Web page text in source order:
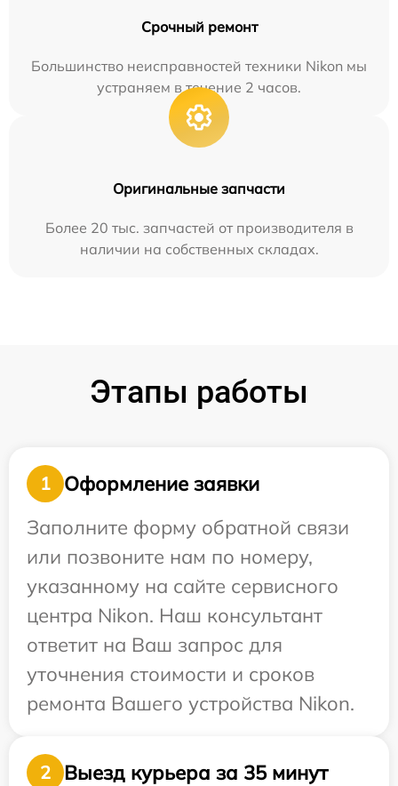
Срочный ремонт
Большинство неисправностей техники Nikon мы
устраняем в течение 2 часов.
Оригинальные запчасти
Более 20 тыс. запчастей от производителя в
наличии на собственных складах.
Этапы работы
1
Оформление заявки
Заполните форму обратной связи
или позвоните нам по номеру,
указанному на сайте сервисного
центра Nikon. Наш консультант
ответит на Ваш запрос для
уточнения стоимости и сроков
ремонта Вашего устройства Nikon.
2
Выезд курьера за 35 минут